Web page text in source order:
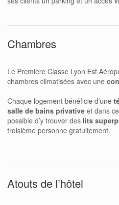
Chambres
Le Premiere Classe Lyon Est
chambres climatisées avec une
Chaque logement bénéficie d’une
salle de bains privative et dans
possible d’y trouver des lits
troisième personne gratuitement.
Atouts de l’hôtel